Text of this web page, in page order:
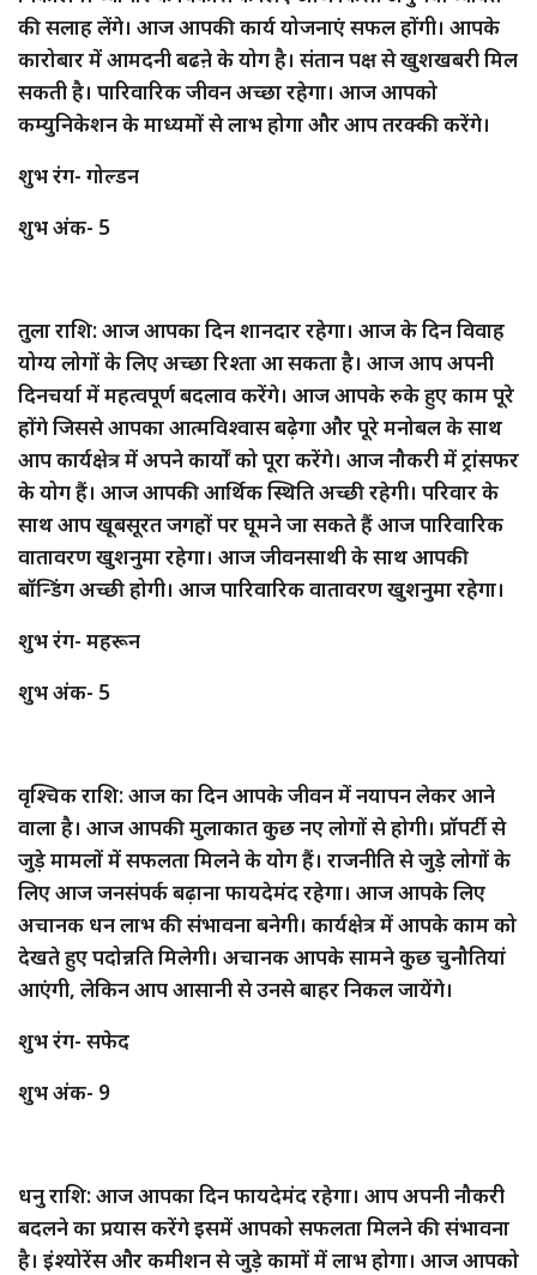
की सलाह लेंगे। आज आपकी कार्य योजनाएं सफल होंगी। आपके
कारोबार में आमदनी बढऩे के योग है। संतान पक्ष से खुशखबरी मिल
सकती है। पारिवारिक जीवन अच्छा रहेगा। आज आपको
कम्युनिकेशन के माध्यमों से लाभ होगा और आप तरक्की करेंगे।
शुभ रंग- गोल्डन
शुभ अंक- 5
तुला राशि: आज आपका दिन शानदार रहेगा। आज के दिन विवाह
योग्य लोगों के लिए अच्छा रिश्ता आ सकता है। आज आप अपनी
दिनचर्या में महत्वपूर्ण बदलाव करेंगे। आज आपके रुके हुए काम पूरे
होंगे जिससे आपका आत्मविश्वास बढ़ेगा और पूरे मनोबल के साथ
आप कार्यक्षेत्र में अपने कार्यों को पूरा करेंगे। आज नौकरी में ट्रांसफर
के योग हैं। आज आपकी आर्थिक स्थिति अच्छी रहेगी। परिवार के
साथ आप खूबसूरत जगहों पर घूमने जा सकते हैं आज पारिवारिक
वातावरण खुशनुमा रहेगा। आज जीवनसाथी के साथ आपकी
बॉन्डिंग अच्छी होगी। आज पारिवारिक वातावरण खुशनुमा रहेगा।
शुभ रंग- महरून
शुभ अंक- 5
वृश्चिक राशि: आज का दिन आपके जीवन में नयापन लेकर आने
वाला है। आज आपकी मुलाकात कुछ नए लोगों से होगी। प्रॉपर्टी से
जुड़े मामलों में सफलता मिलने के योग हैं। राजनीति से जुड़े लोगों के
लिए आज जनसंपर्क बढ़ाना फायदेमंद रहेगा। आज आपके लिए
अचानक धन लाभ की संभावना बनेगी। कार्यक्षेत्र में आपके काम को
देखते हुए पदोन्नति मिलेगी। अचानक आपके सामने कुछ चुनौतियां
आएंगी, लेकिन आप आसानी से उनसे बाहर निकल जायेंगे।
शुभ रंग- सफेद
शुभ अंक- 9
धनु राशि: आज आपका दिन फायदेमंद रहेगा। आप अपनी नौकरी
बदलने का प्रयास करेंगे इसमें आपको सफलता मिलने की संभावना
है। इंश्योरेंस और कमीशन से जुड़े कामों में लाभ होगा। आज आपको